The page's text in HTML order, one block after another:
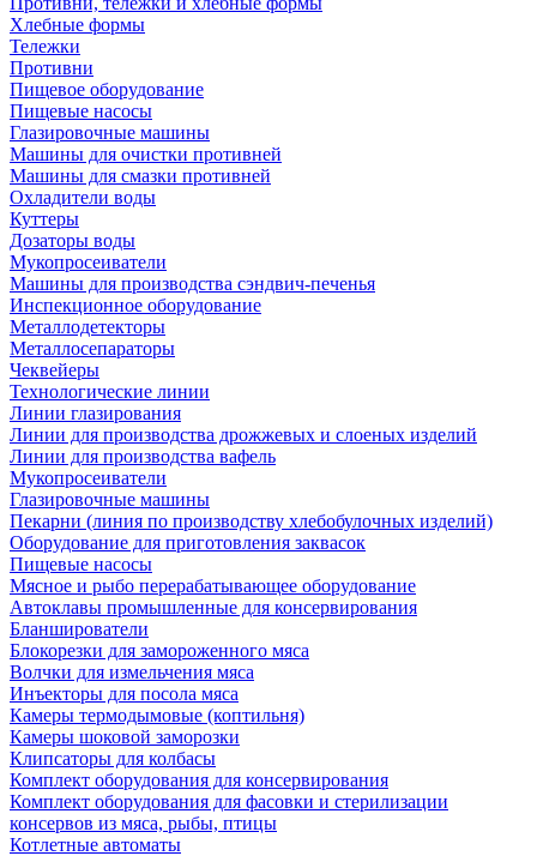
Хлебные формы
Тележки
Противни
Пищевое оборудование
Пищевые насосы
Глазировочные машины
Машины для очистки противней
Машины для смазки противней
Охладители воды
Куттеры
Дозаторы воды
Мукопросеиватели
Машины для производства сэндвич-печенья
Инспекционное оборудование
Металлодетекторы
Металлосепараторы
Чеквейеры
Технологические линии
Линии глазирования
Линии для производства дрожжевых и слоеных изделий
Линии для производства вафель
Мукопросеиватели
Глазировочные машины
Пекарни (линия по производству хлебобулочных изделий)
Оборудование для приготовления заквасок
Пищевые насосы
Мясное и рыбо перерабатывающее оборудование
Автоклавы промышленные для консервирования
Бланширователи
Блокорезки для замороженного мяса
Волчки для измельчения мяса
Инъекторы для посола мяса
Камеры термодымовые (коптильня)
Камеры шоковой заморозки
Клипсаторы для колбасы
Комплект оборудования для консервирования
Комплект оборудования для фасовки и стерилизации
консервов из мяса, рыбы, птицы
Котлетные автоматы